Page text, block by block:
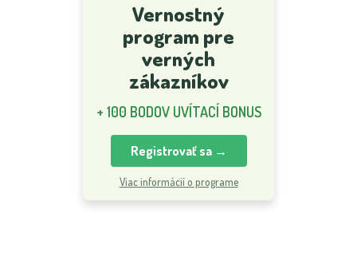
Vernostný
program pre
verných
zákazníkov
+ 100 BODOV UVÍTACÍ BONUS
Registrovať sa →
Viac informácií o programe